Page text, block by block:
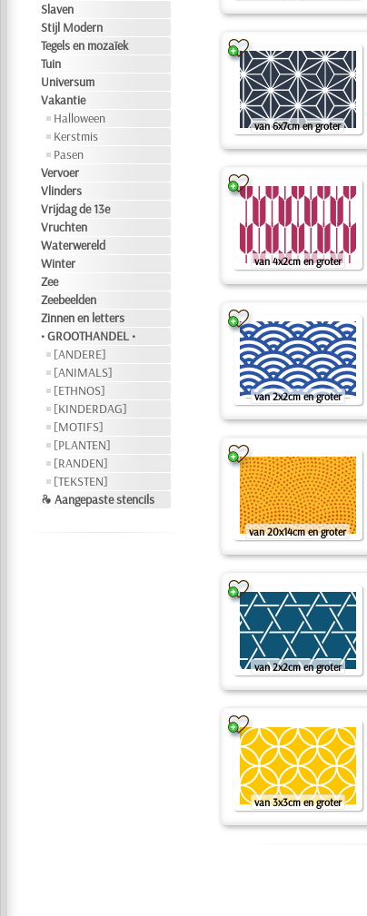
Slaven
Stijl Modern
Tegels en mozaïek
Tuin
Universum
Vakantie
Halloween
Kerstmis
Pasen
Vervoer
Vlinders
Vrijdag de 13e
Vruchten
Waterwereld
Winter
Zee
Zeebeelden
Zinnen en letters
• GROOTHANDEL •
[ANDERE]
[ANIMALS]
[ETHNOS]
[KINDERDAG]
[MOTIFS]
[PLANTEN]
[RANDEN]
[TEKSTEN]
❧ Aangepaste stencils
van 6x7cm en groter
van 4x2cm en groter
van 2x2cm en groter
van 20x14cm en groter
van 2x2cm en groter
van 3x3cm en groter